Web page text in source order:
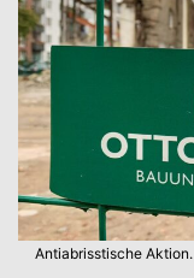
Antiab­riss­ti­sche